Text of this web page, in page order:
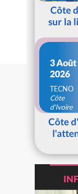
Côte
sur la
3 Août
2026
TECNO
Côte
d'Ivoire
Côte